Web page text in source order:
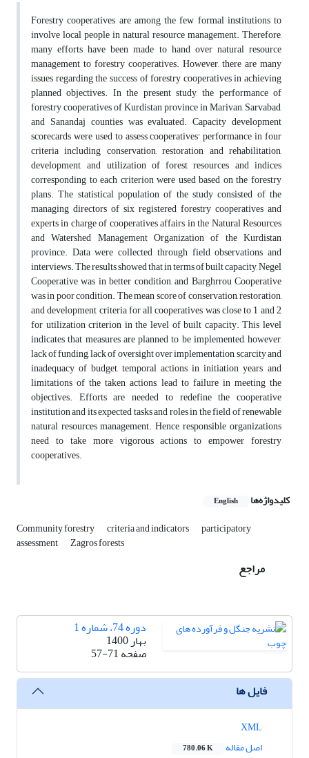
Forestry cooperatives are among the few formal institutions to
involve local people in natural resource management. Therefore,
many efforts have been made to hand over natural resource
management to forestry cooperatives. However, there are many
issues regarding the success of forestry cooperatives in achieving
planned objectives. In the present study, the performance of
forestry cooperatives of Kurdistan province in Marivan, Sarvabad,
and Sanandaj counties was evaluated. Capacity development
scorecards were used to assess cooperatives' performance in four
criteria including conservation, restoration and rehabilitation,
development, and utilization of forest resources and indices
corresponding to each criterion were used based on the forestry
plans. The statistical population of the study consisted of the
managing directors of six registered forestry cooperatives and
experts in charge of cooperatives affairs in the Natural Resources
and Watershed Management Organization of the Kurdistan
province. Data were collected through field observations and
interviews. The results showed that in terms of built capacity, Negel
Cooperative was in better condition, and Barghrrou Cooperative
was in poor condition. The mean score of conservation, restoration,
and development criteria for all cooperatives was close to 1 and 2
for utilization criterion in the level of built capacity. This level
indicates that measures are planned to be implemented, however,
lack of funding, lack of oversight over implementation, scarcity and
inadequacy of budget, temporal actions in initiation years, and
limitations of the taken actions, lead to failure in meeting the
objectives. Efforts are needed to redefine the cooperative
institution and its expected tasks and roles in the field of renewable
natural resources management. Hence, responsible organizations
need to take more vigorous actions to empower forestry
cooperatives.
کلیدواژه‌ها English
Community forestry criteria and indicators participatory
assessment Zagros forests
مراجع
دوره 74، شماره 1
بهار 1400
صفحه57-71
فایل ها
اصل مقاله
780.06 K